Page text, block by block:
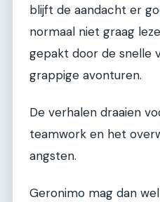
blijft de aandacht er
normaal niet graag
gepakt door de snelle
grappige avonturen.
De verhalen draaien
teamwork en het
angsten.
Geronimo mag dan